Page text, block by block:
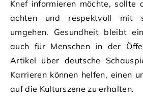
Knef informieren möchte, sollte
achten und respektvoll mit
umgehen. Gesundheit bleibt
auch für Menschen in der
Artikel über deutsche
Karrieren können helfen, einen
auf die Kulturszene zu erhalten.